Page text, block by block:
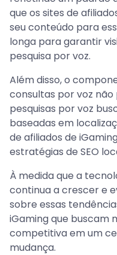
que os sites de
seu conteúdo para
longa para garantir
pesquisa por voz.
Além disso, o
consultas por voz não
pesquisas por voz
baseadas em
de afiliados de
estratégias de SEO
À medida que a
continua a crescer e
sobre essas
iGaming que buscam
competitiva em um
mudança.